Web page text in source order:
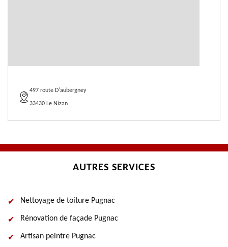
497 route D'aubergney
33430 Le Nizan
AUTRES SERVICES
Nettoyage de toiture Pugnac
Rénovation de façade Pugnac
Artisan peintre Pugnac